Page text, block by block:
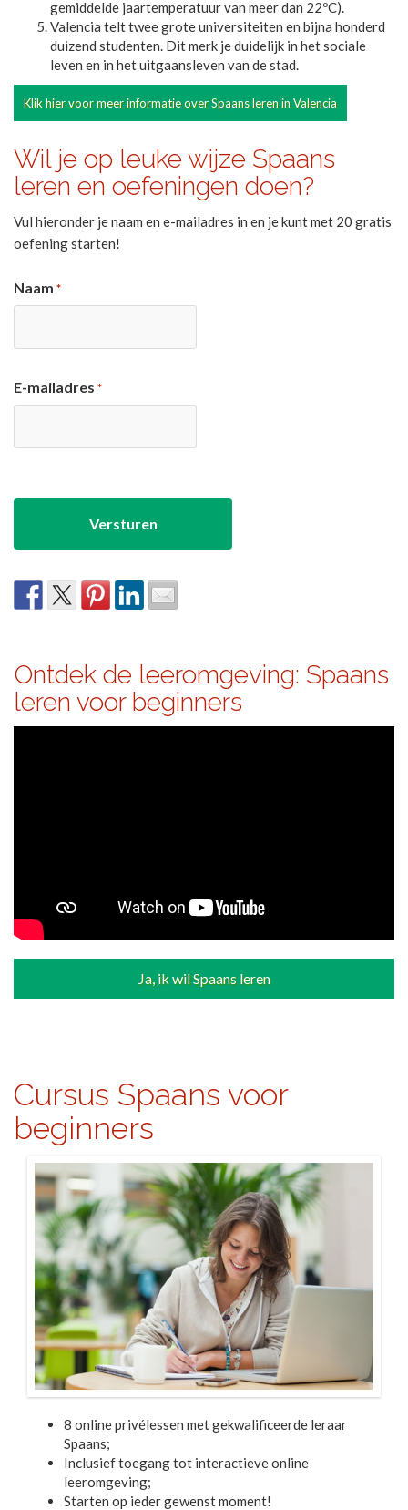
gemiddelde jaartemperatuur van meer dan 22ºC).
Valencia telt twee grote universiteiten en bijna honderd
duizend studenten. Dit merk je duidelijk in het sociale
leven en in het uitgaansleven van de stad.
Klik hier voor meer informatie over Spaans leren in Valencia
Wil je op leuke wijze Spaans
leren en oefeningen doen?
Vul hieronder je naam en e-mailadres in en je kunt met 20 gratis
oefening starten!
Naam *
E-mailadres *
Ontdek de leeromgeving: Spaans
leren voor beginners
Ja, ik wil Spaans leren
Cursus Spaans voor
beginners
8 online privélessen met gekwalificeerde leraar
Spaans;
Inclusief toegang tot interactieve online
leeromgeving;
Starten op ieder gewenst moment!